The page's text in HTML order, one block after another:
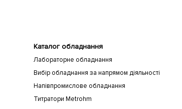
Каталог обладнання
Лабораторне обладнання
Вибір обладнання за напрямом діяльності
Напівпромислове обладнання
Титратори Metrohm